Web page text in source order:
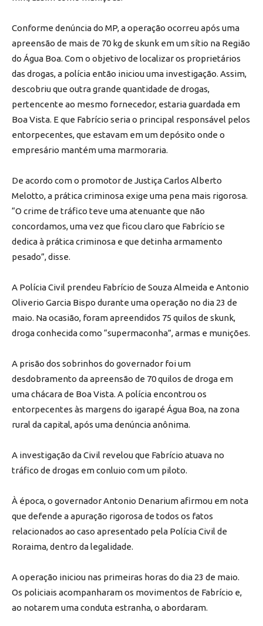
Conforme denúncia do MP, a operação ocorreu após uma
apreensão de mais de 70 kg de skunk em um sítio na Região
do Água Boa. Com o objetivo de localizar os proprietários
das drogas, a polícia então iniciou uma investigação. Assim,
descobriu que outra grande quantidade de drogas,
pertencente ao mesmo fornecedor, estaria guardada em
Boa Vista. E que Fabrício seria o principal responsável pelos
entorpecentes, que estavam em um depósito onde o
empresário mantém uma marmoraria.
De acordo com o promotor de Justiça Carlos Alberto
Melotto, a prática criminosa exige uma pena mais rigorosa.
“O crime de tráfico teve uma atenuante que não
concordamos, uma vez que ficou claro que Fabrício se
dedica à prática criminosa e que detinha armamento
pesado”, disse.
A Polícia Civil prendeu Fabrício de Souza Almeida e Antonio
Oliverio Garcia Bispo durante uma operação no dia 23 de
maio. Na ocasião, foram apreendidos 75 quilos de skunk,
droga conhecida como “supermaconha”, armas e munições.
A prisão dos sobrinhos do governador foi um
desdobramento da apreensão de 70 quilos de droga em
uma chácara de Boa Vista. A polícia encontrou os
entorpecentes às margens do igarapé Água Boa, na zona
rural da capital, após uma denúncia anônima.
A investigação da Civil revelou que Fabrício atuava no
tráfico de drogas em conluio com um piloto.
À época, o governador Antonio Denarium afirmou em nota
que defende a apuração rigorosa de todos os fatos
relacionados ao caso apresentado pela Polícia Civil de
Roraima, dentro da legalidade.
A operação iniciou nas primeiras horas do dia 23 de maio.
Os policiais acompanharam os movimentos de Fabrício e,
ao notarem uma conduta estranha, o abordaram.